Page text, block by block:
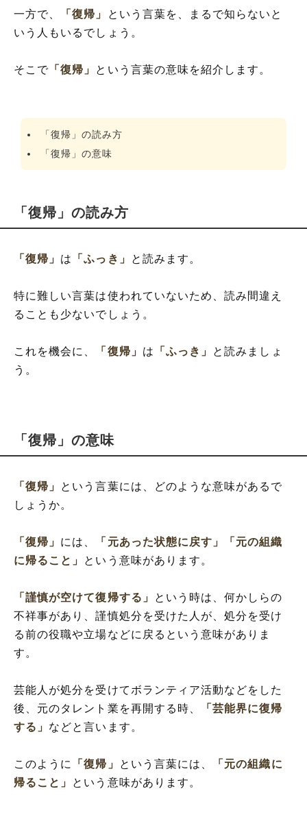
一方で、 「復帰」
という言葉を、まるで知らないと
いう人もいるでしょう。
そこで 「復帰」 という言葉の意味を紹介します。
「復帰」の読み方
「復帰」の意味
「復帰」の読み方
「復帰」 は 「ふっき」 と読みます。
特に難しい言葉は使われていないため、読み間違え
ることも少ないでしょう。
これを機会に、 「復帰」 は 「ふっき」
と読みましょ
う。
「復帰」の意味
「復帰」
という言葉には、どのような意味があるで
しょうか。
「復帰」 には、 「元あった状態に戻す」
「元の組織
に帰ること」 という意味があります。
「謹慎が空けて復帰する」
という時は、何かしらの
不祥事があり、謹慎処分を受けた人が、処分を受け
る前の役職や立場などに戻るという意味がありま
す。
芸能人が処分を受けてボランティア活動などをした
後、元のタレント業を再開する時、
「芸能界に復帰
する」 などと言います。
このように 「復帰」 という言葉には、
「元の組織に
帰ること」 という意味があります。